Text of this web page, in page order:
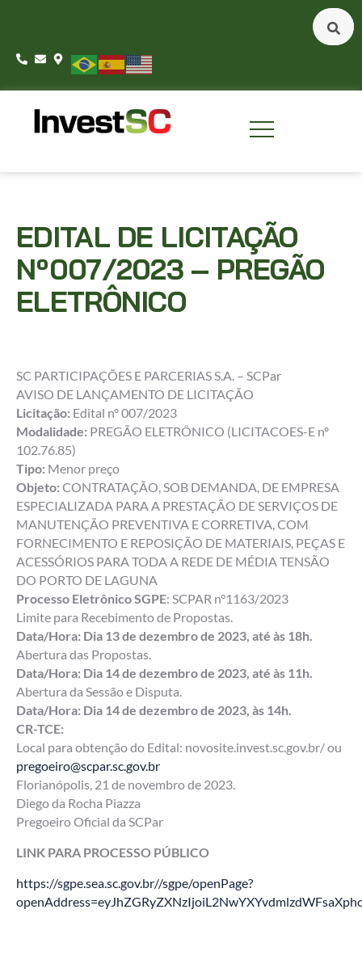
EDITAL DE LICITAÇÃO
Nº007/2023 – PREGÃO
ELETRÔNICO
SC PARTICIPAÇÕES E PARCERIAS S.A. – SCPar
AVISO DE LANÇAMENTO DE LICITAÇÃO
Licitação: Edital nº 007/2023
Modalidade: PREGÃO ELETRÔNICO (LICITACOES-E nº
102.76.85)
Tipo: Menor preço
Objeto: CONTRATAÇÃO, SOB DEMANDA, DE EMPRESA
ESPECIALIZADA PARA A PRESTAÇÃO DE SERVIÇOS DE
MANUTENÇÃO PREVENTIVA E CORRETIVA, COM
FORNECIMENTO E REPOSIÇÃO DE MATERIAIS, PEÇAS E
ACESSÓRIOS PARA TODA A REDE DE MÉDIA TENSÃO
DO PORTO DE LAGUNA
Processo Eletrônico SGPE: SCPAR n°1163/2023
Limite para Recebimento de Propostas.
Data/Hora: Dia 13 de dezembro de 2023, até às 18h.
Abertura das Propostas.
Data/Hora: Dia 14 de dezembro de 2023, até às 11h.
Abertura da Sessão e Disputa.
Data/Hora: Dia 14 de dezembro de 2023, às 14h.
CR-TCE:
Local para obtenção do Edital: novosite.invest.sc.gov.br/ ou
pregoeiro@scpar.sc.gov.br
Florianópolis, 21 de novembro de 2023.
Diego da Rocha Piazza
Pregoeiro Oficial da SCPar
LINK PARA PROCESSO PÚBLICO
https://sgpe.sea.sc.gov.br//sgpe/openPage?